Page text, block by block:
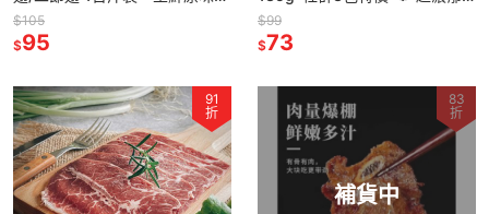
翅，肉質鮮嫩，烤炸滷煮多用
途，生鮮雞翅冷凍出貨
$105
$95
蒜香！外酥內嫩多汁💯 肉質紮實
有嚼勁
$99
$73
91
折
補貨中
83
折